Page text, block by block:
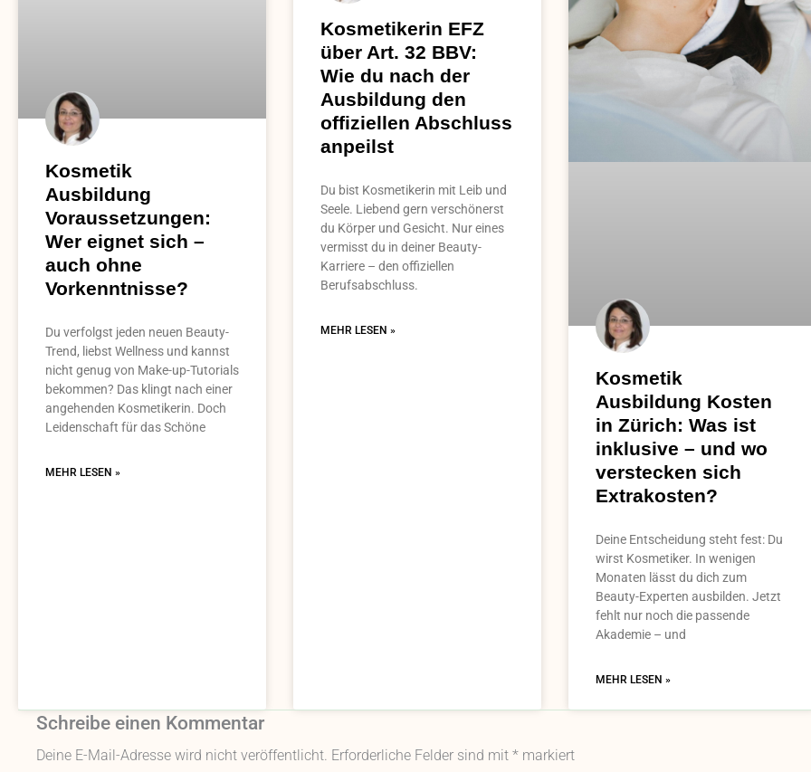
Kosmetik
Ausbildung
Voraussetzungen:
Wer eignet sich –
auch ohne
Vorkenntnisse?
Du verfolgst jeden neuen Beauty-
Trend, liebst Wellness und kannst
nicht genug von Make-up-Tutorials
bekommen? Das klingt nach einer
angehenden Kosmetikerin. Doch
Leidenschaft für das Schöne
MEHR LESEN »
Kosmetikerin EFZ
über Art. 32 BBV:
Wie du nach der
Ausbildung den
offiziellen Abschluss
anpeilst
Du bist Kosmetikerin mit Leib und
Seele. Liebend gern verschönerst
du Körper und Gesicht. Nur eines
vermisst du in deiner Beauty-
Karriere – den offiziellen
Berufsabschluss.
MEHR LESEN »
Kosmetik
Ausbildung Kosten
in Zürich: Was ist
inklusive – und wo
verstecken sich
Extrakosten?
Deine Entscheidung steht fest: Du
wirst Kosmetiker. In wenigen
Monaten lässt du dich zum
Beauty-Experten ausbilden. Jetzt
fehlt nur noch die passende
Akademie – und
MEHR LESEN »
Schreibe einen Kommentar
Deine E-Mail-Adresse wird nicht veröffentlicht. Erforderliche Felder sind mit * markiert